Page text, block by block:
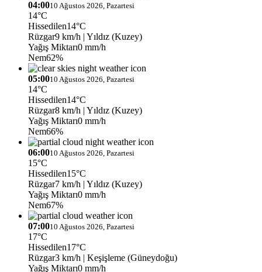
04:0010 Ağustos 2026, Pazartesi
14°C
Hissedilen14°C
Rüzgar9 km/h | Yıldız (Kuzey)
Yağış Miktarı0 mm/h
Nem62%
05:0010 Ağustos 2026, Pazartesi
14°C
Hissedilen14°C
Rüzgar8 km/h | Yıldız (Kuzey)
Yağış Miktarı0 mm/h
Nem66%
06:0010 Ağustos 2026, Pazartesi
15°C
Hissedilen15°C
Rüzgar7 km/h | Yıldız (Kuzey)
Yağış Miktarı0 mm/h
Nem67%
07:0010 Ağustos 2026, Pazartesi
17°C
Hissedilen17°C
Rüzgar3 km/h | Keşişleme (Güneydoğu)
Yağış Miktarı0 mm/h